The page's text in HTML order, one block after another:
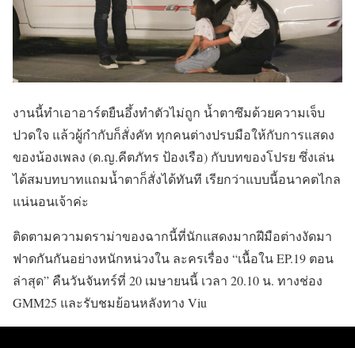
งานนี้ทำเอาอาร์ตยืนอึ้งทำตัวไม่ถูก น้ำตาซึมด้วยความเจ็บ
ปวดใจ แล้วผู้กำกับก็สั่งคัท ทุกคนต่างปรบมือให้กับการแสดง
ของน้องเพลง (ด.ญ.คีตภัทร ป้องเรือ) กับบทของโปรย ซึ่งเล่น
ได้สมบทบาทแถมน้ำตาก็สั่งได้ทันที เรียกว่าแบบนี้อนาคตไกล
แน่นอนเจ้าค่ะ
ติดตามความดราม่าของฉากนี้ที่นักแสดงมากฝีมือต่างงัดมา
ฟาดกันกันอย่างหนักหน่วงใน ละครเรื่อง “เนื้อใน EP.19 ตอน
ล่าสุด” คืนวันจันทร์ที่ 20 เมษายนนี้ เวลา 20.10 น. ทางช่อง
GMM25 และรับชมย้อนหลังทาง Viu